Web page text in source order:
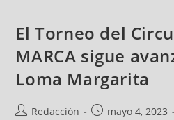
El Torneo del
MARCA sigue
Loma Margarita
Redacción mayo 4, 2023